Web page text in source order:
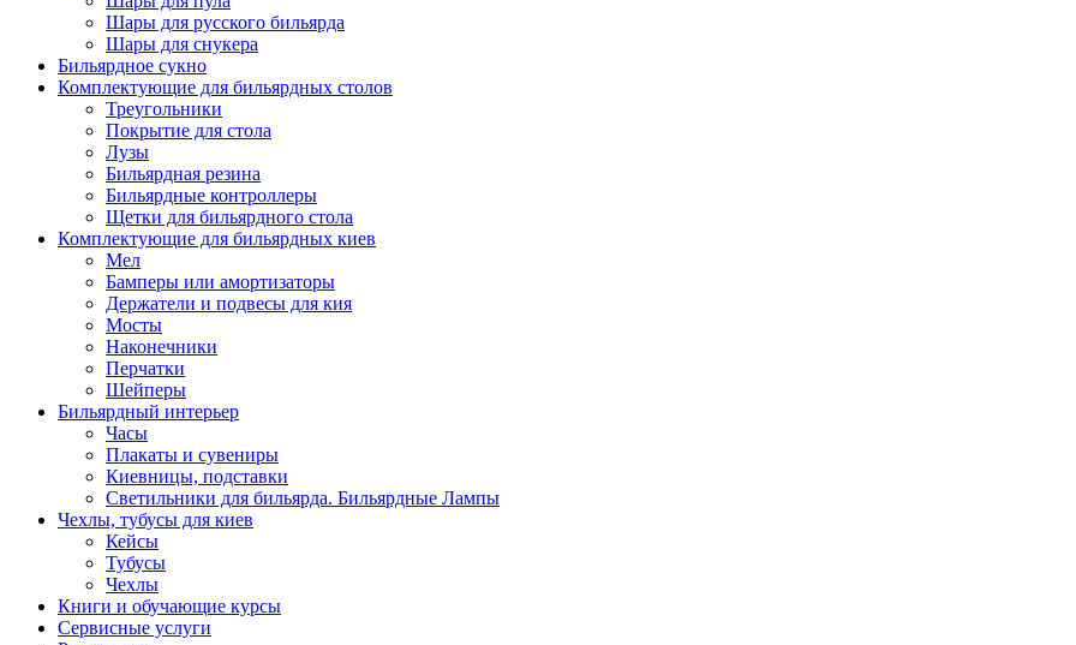
Шары для русского бильярда
Шары для снукера
Бильярдное сукно
Комплектующие для бильярдных столов
Треугольники
Покрытие для стола
Лузы
Бильярдная резина
Бильярдные контроллеры
Щетки для бильярдного стола
Комплектующие для бильярдных киев
Мел
Бамперы или амортизаторы
Держатели и подвесы для кия
Мосты
Наконечники
Перчатки
Шейперы
Бильярдный интерьер
Часы
Плакаты и сувениры
Киевницы, подставки
Светильники для бильярда. Бильярдные Лампы
Чехлы, тубусы для киев
Кейсы
Тубусы
Чехлы
Книги и обучающие курсы
Сервисные услуги